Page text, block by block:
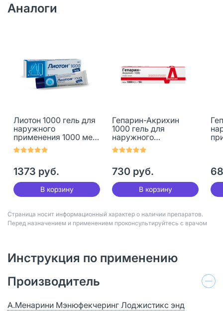
Аналоги
Лиотон 1000 гель для
наружного
применения 1000 ме/г
100 г 1 шт
1373 руб.
В корзину
Гепарин-Акрихин
1000 гель для
наружного
применения 1000 ме/г
50 г 1 шт
730 руб.
В корзину
Страница носит информационный характер о наличии препаратов.
Перед назначением и применением проконсультируйтесь с врачом
Инструкция по применению
Производитель
А.Менарини Мэнюфекчеринг Лоджистикс энд